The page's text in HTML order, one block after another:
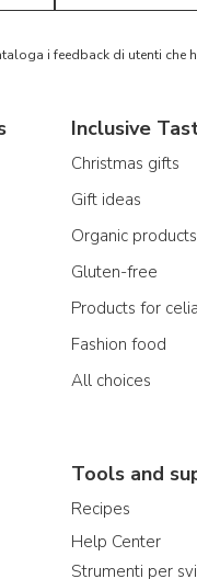
i feedback di utenti
Inclusive
Christmas gifts
Gift ideas
Organic products
Gluten-free
Products for
Fashion food
All choices
Tools and
Recipes
Help Center
Strumenti per